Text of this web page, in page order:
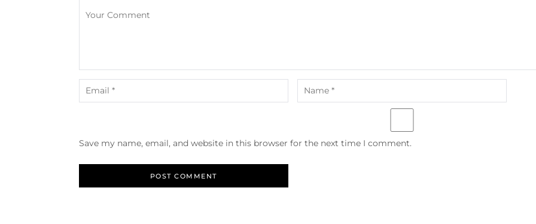
Save my name, email, and website in this browser for the next time I comment.